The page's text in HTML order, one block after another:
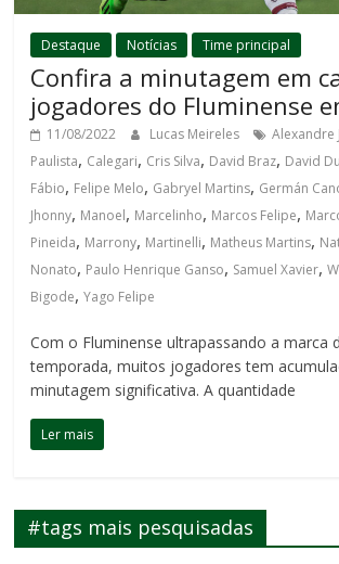
Destaque Notícias Time principal
Confira a minutagem em
jogadores do Fluminense
11/08/2022 Lucas Meireles Alexandre
Paulista, Calegari, Cris Silva, David Braz, David
Fábio, Felipe Melo, Gabryel Martins, Germán
Jhonny, Manoel, Marcelinho, Marcos Felipe,
Pineida, Marrony, Martinelli, Matheus Martins,
Nonato, Paulo Henrique Ganso, Samuel Xavier,
Bigode,Yago Felipe
Com o Fluminense ultrapassando a marca
temporada, muitos jogadores tem
minutagem significativa. A quantidade
Ler mais
#tags mais pesquisadas